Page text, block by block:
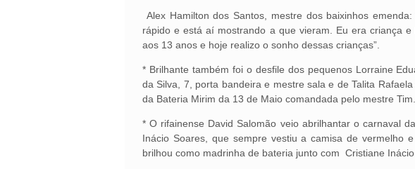
Alex Hamilton dos Santos, mestre dos baixinhos
rápido e está aí mostrando a que vieram. Eu era criança
aos 13 anos e hoje realizo o sonho dessas crianças”.
* Brilhante também foi o desfile dos pequenos Lorraine
da Silva, 7, porta bandeira e mestre sala e de Talita
da Bateria Mirim da 13 de Maio comandada pelo mestre Tim.
* O rifainense David Salomão veio abrilhantar o carnaval
Inácio Soares, que sempre vestiu a camisa de vermelho
brilhou como madrinha de bateria junto com Cristiane Inácio.